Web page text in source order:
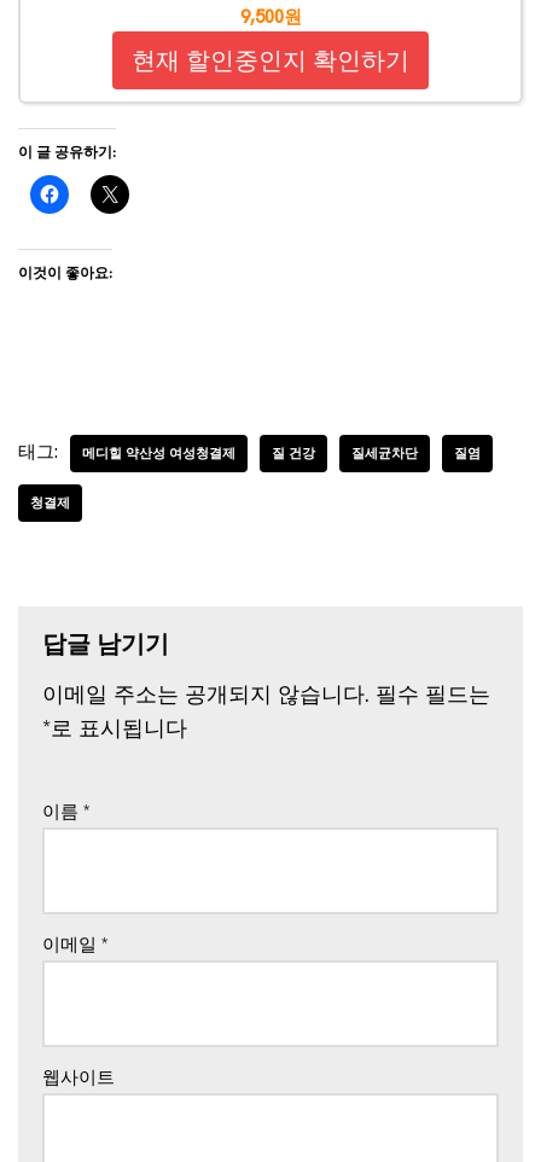
9,500원
현재 할인중인지 확인하기
이 글 공유하기:
이것이 좋아요:
태그: 메디힐 약산성 여성청결제 질 건강 질세균차단 질염
청결제
답글 남기기
이메일 주소는 공개되지 않습니다. 필수 필드는
*로 표시됩니다
이름 *
이메일 *
웹사이트